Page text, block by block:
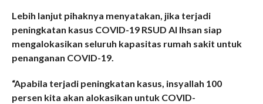
Lebih lanjut pihaknya menyatakan, jika terjadi
peningkatan kasus COVID-19 RSUD Al Ihsan siap
mengalokasikan seluruh kapasitas rumah sakit untuk
penanganan COVID-19.
“Apabila terjadi peningkatan kasus, insyallah 100
persen kita akan alokasikan untuk COVID-